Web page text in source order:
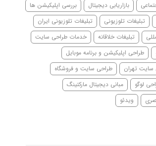
بازاریابی دیجیتال
بررسی اپلیکیشن ها
تبلیغات تلوزیونی
تبلیغات تلوزیونی ایران
تبلیغات خلاقانه
خدمات طراحی سایت
طراحی اپلیکیشن و برنامه موبایل
سایت تهران
طراحی سایت و فروشگاه
لوگو
مبانی دیجیتال مارکتینگ
ویدئو